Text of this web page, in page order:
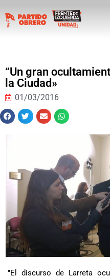
“Un gran
la Ciudad»
01/03/2016
"El discurso de Larreta